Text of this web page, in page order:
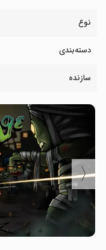
نوع
دسته‌بندی
سازنده
〈